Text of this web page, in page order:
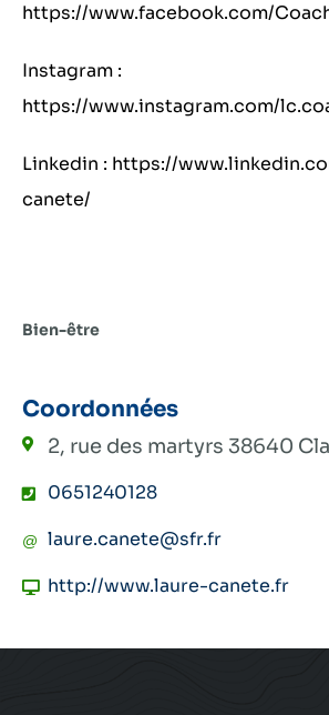
https://www.facebook.com/
Instagram :
https://www.instagram.com/
Linkedin : https://
canete/
Bien-être
Coordonnées
2, rue des martyrs 38640
0651240128
laure.canete@sfr.fr
http://www.laure-canete.fr